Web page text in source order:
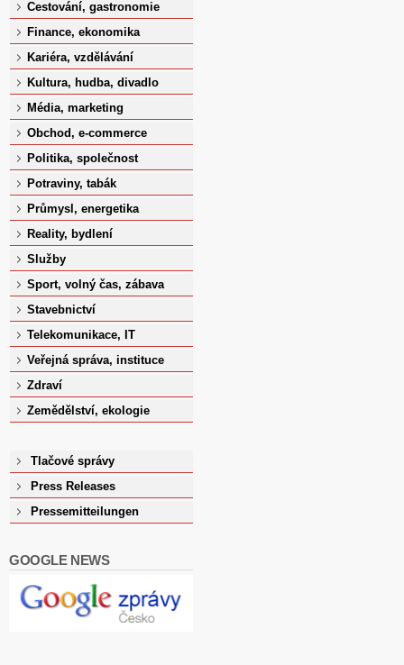
Cestování, gastronomie
Finance, ekonomika
Kariéra, vzdělávání
Kultura, hudba, divadlo
Média, marketing
Obchod, e-commerce
Politika, společnost
Potraviny, tabák
Průmysl, energetika
Reality, bydlení
Služby
Sport, volný čas, zábava
Stavebnictví
Telekomunikace, IT
Veřejná správa, instituce
Zdraví
Zemědělství, ekologie
Tlačové správy
Press Releases
Pressemitteilungen
GOOGLE NEWS